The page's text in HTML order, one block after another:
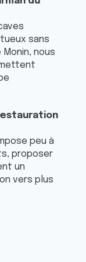
sans
nous
peu à
proposer
un
vers plus